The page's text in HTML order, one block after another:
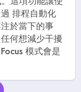
排程自動化
於當下的事
何想減少干擾
模式會是